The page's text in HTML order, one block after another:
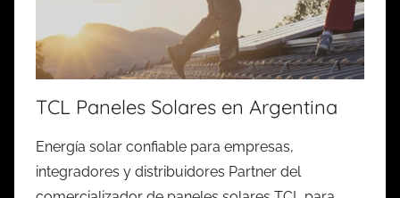
TCL Paneles Solares en Argentina
Energía solar confiable para empresas,
integradores y distribuidores Partner del